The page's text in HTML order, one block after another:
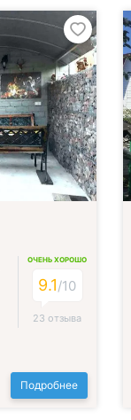
ОЧЕНЬ ХОРОШО
9.1/10
23 отзыва
Подробнее